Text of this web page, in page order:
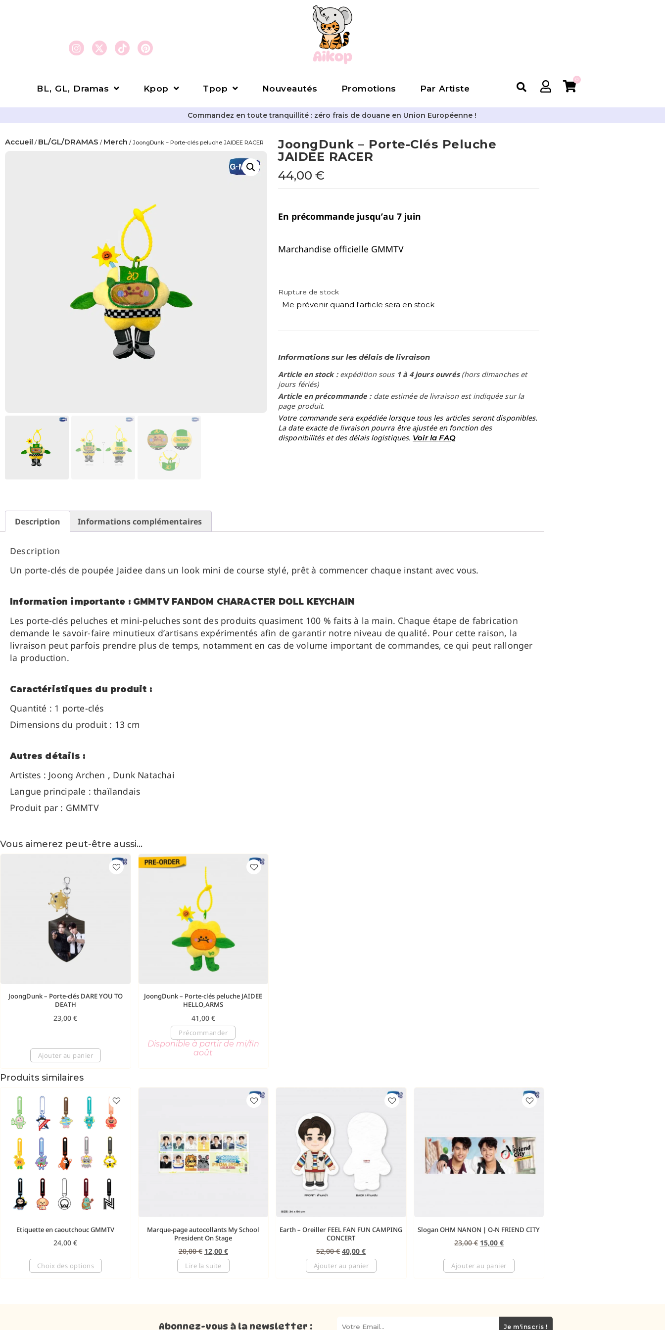
BL, GL, Dramas Kpop Tpop Nouveautés Promotions Par Artiste
0
Commandez en toute tranquillité : zéro frais de douane en Union Européenne !
Accueil / BL/GL/DRAMAS / Merch / JoongDunk – Porte-clés peluche JAIDEE RACER
JoongDunk – Porte-Clés Peluche
JAIDEE RACER
44,00 €
En précommande jusqu’au 7 juin
Marchandise officielle GMMTV
Rupture de stock
Me prévenir quand l'article sera en stock
Informations sur les délais de livraison
Article en stock : expédition sous 1 à 4 jours ouvrés(hors dimanches et
jours fériés)
Article en précommande : date estimée de livraison est indiquée sur la
page produit.
Votre commande sera expédiée lorsque tous les articles seront disponibles.
La date exacte de livraison pourra être ajustée en fonction des
disponibilités et des délais logistiques. Voir la FAQ
Description Informations complémentaires
Description
Un porte-clés de poupée Jaidee dans un look mini de course stylé, prêt à commencer chaque instant avec vous.
Information importante : GMMTV FANDOM CHARACTER DOLL KEYCHAIN
Les porte-clés peluches et mini-peluches sont des produits quasiment 100 % faits à la main. Chaque étape de fabrication
demande le savoir-faire minutieux d’artisans expérimentés afin de garantir notre niveau de qualité. Pour cette raison, la
livraison peut parfois prendre plus de temps, notamment en cas de volume important de commandes, ce qui peut rallonger
la production.
Caractéristiques du produit :
Quantité : 1 porte-clés
Dimensions du produit : 13 cm
Autres détails :
Artistes : Joong Archen , Dunk Natachai
Langue principale : thaïlandais
Produit par : GMMTV
Vous aimerez peut-être aussi…
JoongDunk – Porte-clés DARE YOU TO
DEATH
23,00€
Ajouter au panier
JoongDunk – Porte-clés peluche JAIDEE
HELLO,ARMS
41,00 €
Précommander
Disponible à partir de mi/fin
août
Produits similaires
Etiquette en caoutchouc GMMTV
24,00€
Choix des options
Marque-page autocollants My School
President On Stage
20,00€ 12,00 €
Lire la suite
Earth – Oreiller FEEL FAN FUN CAMPING
CONCERT
52,00€ 40,00€
Ajouter au panier
Slogan OHM NANON | O-N FRIEND CITY
23,00€ 15,00 €
Ajouter au panier
Abonnez-vous à la newsletter : Je m'inscris !